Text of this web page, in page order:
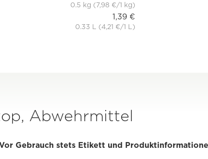
0.5 kg (7,98 €/1 kg)
1,39 €
0.33 L (4,21 €/1 L)
Abwehrmittel
Gebrauch stets Etikett und